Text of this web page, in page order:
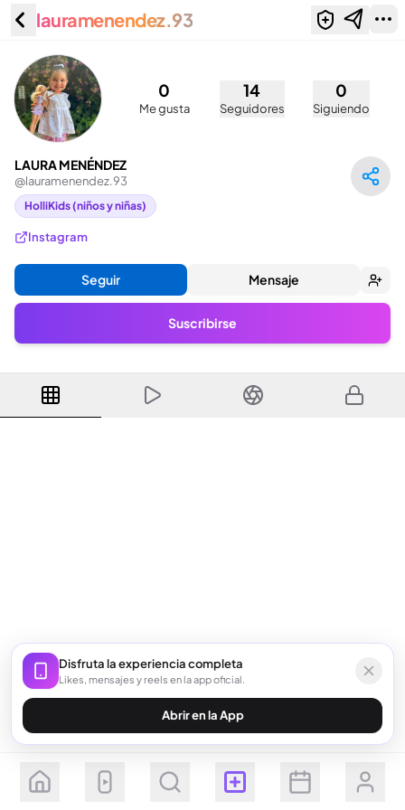
LAURA MENÉNDEZ
(@lauramenendez.93)
lauramenendez.93
0
Me gusta
14
Seguidores
0
Siguiendo
LAURA MENÉNDEZ
@lauramenendez.93
HolliKids (niños y niñas)
Instagram
Seguir Mensaje
Suscribirse
Seguir Suscribirse
Disfruta la experiencia completa
Likes, mensajes y reels en la app oficial.
Abrir en la App